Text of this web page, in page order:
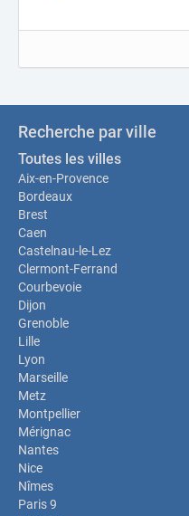
Recherche par ville
Toutes les villes
Aix-en-Provence
Bordeaux
Brest
Caen
Castelnau-le-Lez
Clermont-Ferrand
Courbevoie
Dijon
Grenoble
Lille
Lyon
Marseille
Metz
Montpellier
Mérignac
Nantes
Nice
Nîmes
Paris 9